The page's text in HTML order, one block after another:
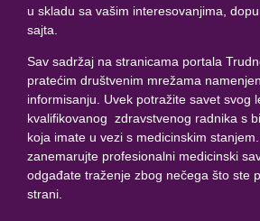
u skladu sa vašim interesovanjima,
sajta.
Sav sadržaj na stranicama portala
pratećim društvenim mrežama
informisanju. Uvek potražite savet svog
kvalifikovanog zdravstvenog radnika s
koja imate u vezi s medicinskim
zanemarujte profesionalni medicinski
odgađate traženje zbog nečega što ste
strani.